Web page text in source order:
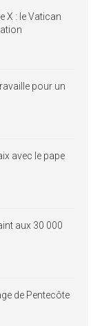
X : le Vatican
pour un
avec le pape
aux 30 000
de Pentecôte